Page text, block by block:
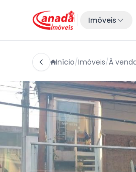
Imóveis
Início/Imóveis/À